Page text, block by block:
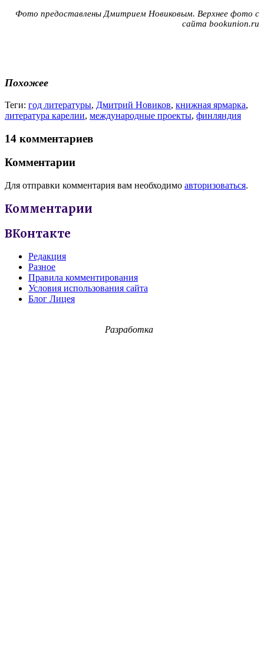
Фото предоставлены Дмитрием Новиковым. Верхнее фото с
сайта bookunion.ru
Похожее
Теги: год литературы, Дмитрий Новиков, книжная ярмарка,
литература карелии, международные проекты, финляндия
14 комментариев
Комментарии
Для отправки комментария вам необходимо авторизоваться.
Комментарии
ВКонтакте
Редакция
Разное
Правила комментирования
Условия использования сайта
Блог Лицея
Разработка